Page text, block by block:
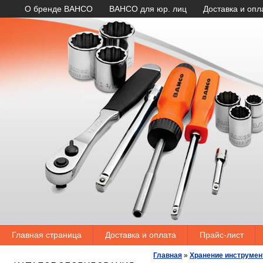
О бренде BAHCO BAHCO для юр. лиц Доставка и
Главная страница Доставка и оплата Прайс-лист
Главная » Хранение